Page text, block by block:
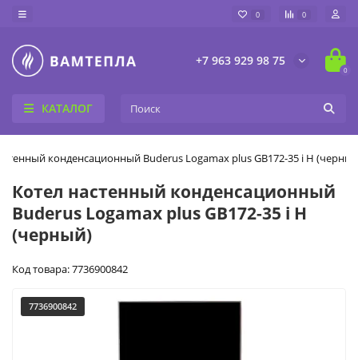
0 0
+7 963 929 98 75
0
КАТАЛОГ
конденсационный Buderus Logamax plus GB172-35 i H
Котел настенный конденсационный
Buderus Logamax plus GB172-35 i H
(черный)
Код товара: 7736900842
7736900842